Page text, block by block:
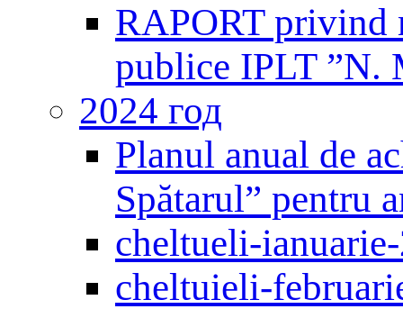
RAPORT privind
publice IPLT ”N.
2024 год
Planul anual de
Spătarul” pentru
cheltueli-
cheltuieli-